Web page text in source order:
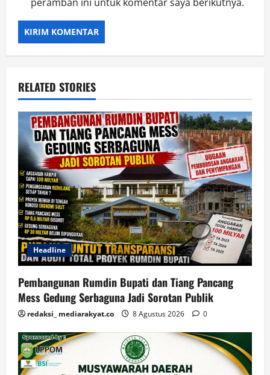
RELATED STORIES
Headline
Pembangunan Rumdin Bupati dan Tiang Pancang
Mess Gedung Serbaguna Jadi Sorotan Publik
redaksi_ mediarakyat.co 8 Agustus 2026 0